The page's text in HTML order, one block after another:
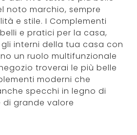
noto marchio, sempre
e stile. I Complementi
e pratici per la casa,
interni della tua casa con
un ruolo multifunzionale
troverai le più belle
moderni che
specchi in legno di
grande valore